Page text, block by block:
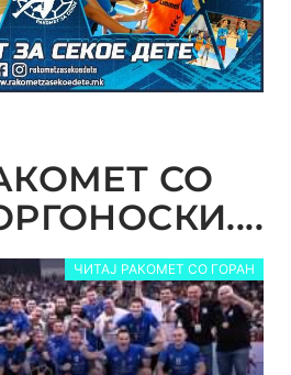
СО
ЧИТАЈ РАКОМЕТ СО ГОРАН